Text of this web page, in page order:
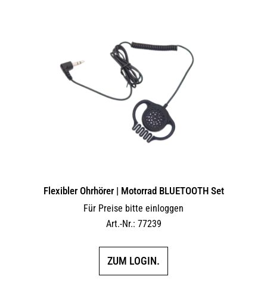
Flexibler Ohrhörer | Motorrad BLUETOOTH Set
Für Preise bitte einloggen
Art.-Nr.: 77239
ZUM LOGIN.